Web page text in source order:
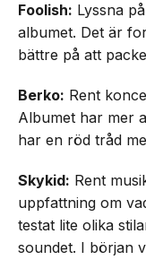
Foolish: Lyssna
albumet. Det är
bättre på att
Berko: Rent
Albumet har mer
har en röd tråd
Skykid: Rent
uppfattning om
testat lite olika
soundet. I början